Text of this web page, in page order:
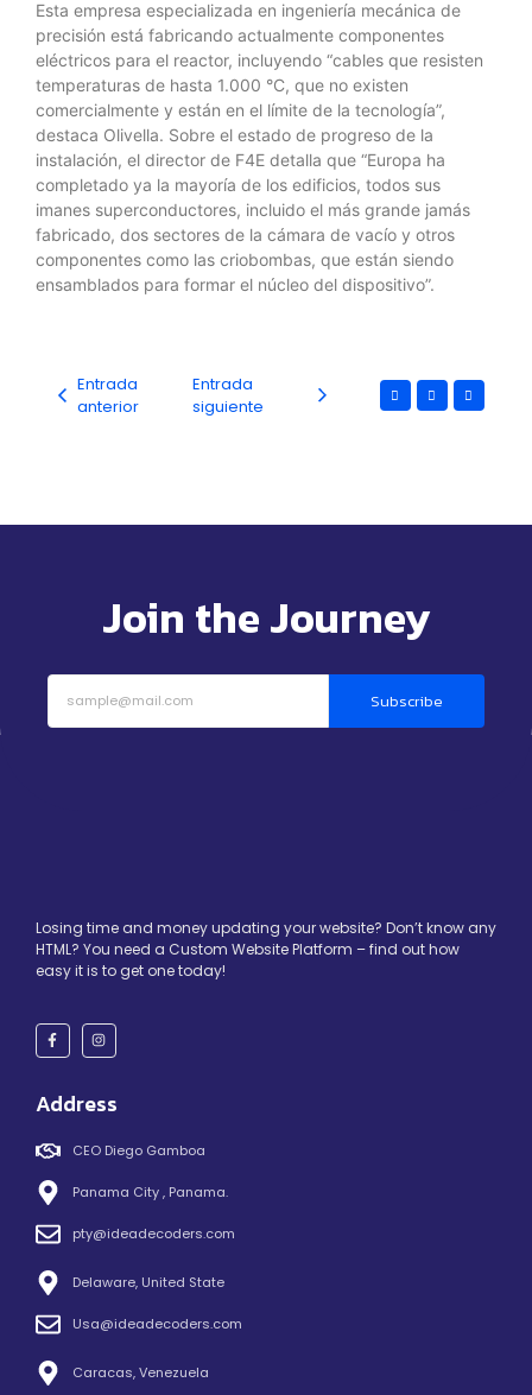
Esta empresa especializada en ingeniería mecánica de
precisión está fabricando actualmente componentes
eléctricos para el reactor, incluyendo “cables que resisten
temperaturas de hasta 1.000 °C, que no existen
comercialmente y están en el límite de la tecnología”,
destaca Olivella. Sobre el estado de progreso de la
instalación, el director de F4E detalla que “Europa ha
completado ya la mayoría de los edificios, todos sus
imanes superconductores, incluido el más grande jamás
fabricado, dos sectores de la cámara de vacío y otros
componentes como las criobombas, que están siendo
ensamblados para formar el núcleo del dispositivo”.
Entrada
anterior
Entrada
siguiente
Join the Journey
Subscribe
Losing time and money updating your website? Don’t know any
HTML? You need a Custom Website Platform – find out how
easy it is to get one today!
Address
CEO Diego Gamboa
Panama City , Panama.
pty@ideadecoders.com
Delaware, United State
Usa@ideadecoders.com
Caracas, Venezuela